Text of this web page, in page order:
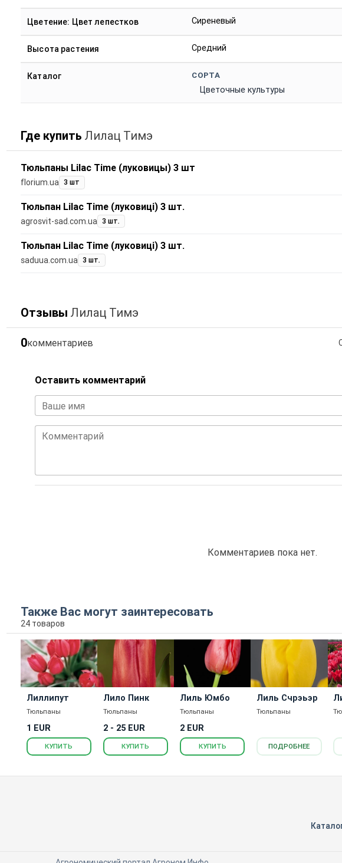
Цветение: Цвет лепестков Сиреневый
Высота растения Средний
Каталог СОРТА
Цветочные культуры
Где купить Лилац Тимэ
Тюльпаны Lilac Time (луковицы) 3 шт
florium.ua 3 шт
Тюльпан Lilac Time (луковиці) 3 шт.
agrosvit-sad.com.ua 3 шт.
Тюльпан Lilac Time (луковиці) 3 шт.
saduua.com.ua 3 шт.
Отзывы Лилац Тимэ
0комментариев
Оставить комментарий
Ваше имя
Комментарий
Комментариев пока нет.
Также Вас могут заинтересовать
24 товаров
Лиллипут
Тюльпаны
1 EUR
КУПИТЬ
Лило Пинк
Тюльпаны
2 - 25 EUR
КУПИТЬ
Лиль Юмбо
Тюльпаны
2 EUR
КУПИТЬ
Лиль Счрэьэр
Тюльпаны
ПОДРОБНЕЕ